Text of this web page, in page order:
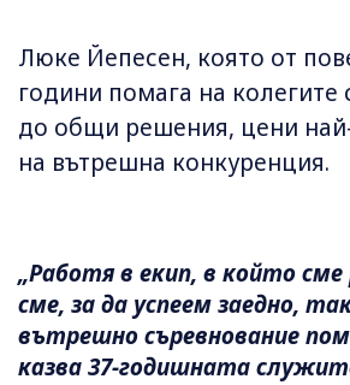
Люке Йепесен, която от
години помага на колегите
до общи решения, цени
на вътрешна конкуренция.
„Работя в екип, в който сме
сме, за да успеем заедно,
вътрешно съревнование
казва 37-годишната